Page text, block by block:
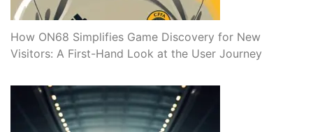
How ON68 Simplifies Game Discovery for New
Visitors: A First-Hand Look at the User Journey